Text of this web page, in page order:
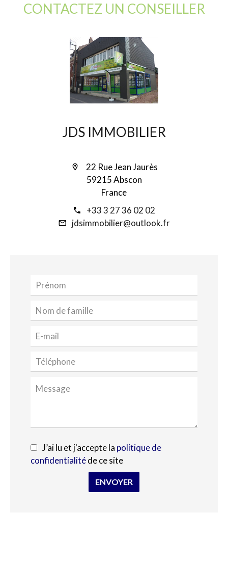
CONTACTEZ UN CONSEILLER
JDS IMMOBILIER
22 Rue Jean Jaurès
59215 Abscon
France
+33 3 27 36 02 02
jdsimmobilier@outlook.fr
J’ai lu et j'accepte la politique de
confidentialitéde ce site
ENVOYER